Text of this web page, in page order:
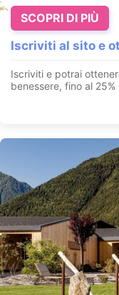
Iscriviti al sito e
Iscriviti e potrai
benessere, fino al
SCOPRI DI PIÙ